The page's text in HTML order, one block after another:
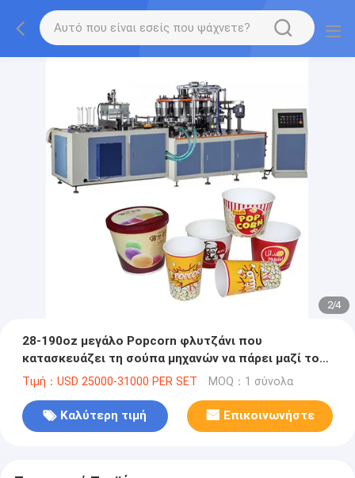
2/4
28-190oz μεγάλο Popcorn φλυτζάνι που
κατασκευάζει τη σούπα μηχανών να πάρει μαζί το
κιβώτιο που κατασκευάζει τη μηχανή
Τιμή：USD 25000-31000 PER SET MOQ：1 σύνολα
Καλύτερη τιμή Επικοινωνήστε